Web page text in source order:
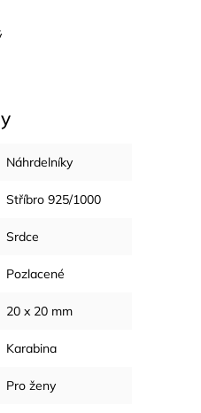
Náhrdelníky
Stříbro 925/1000
Srdce
Pozlacené
20 x 20 mm
Karabina
Pro ženy